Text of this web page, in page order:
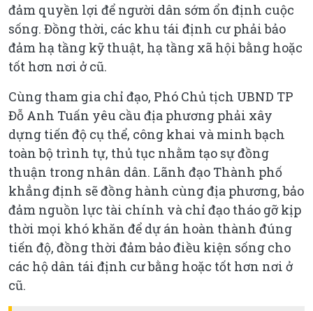
đảm quyền lợi để người dân sớm ổn định cuộc
sống. Đồng thời, các khu tái định cư phải bảo
đảm hạ tầng kỹ thuật, hạ tầng xã hội bằng hoặc
tốt hơn nơi ở cũ.
Cùng tham gia chỉ đạo, Phó Chủ tịch UBND TP
Đỗ Anh Tuấn yêu cầu địa phương phải xây
dựng tiến độ cụ thể, công khai và minh bạch
toàn bộ trình tự, thủ tục nhằm tạo sự đồng
thuận trong nhân dân. Lãnh đạo Thành phố
khẳng định sẽ đồng hành cùng địa phương, bảo
đảm nguồn lực tài chính và chỉ đạo tháo gỡ kịp
thời mọi khó khăn để dự án hoàn thành đúng
tiến độ, đồng thời đảm bảo điều kiện sống cho
các hộ dân tái định cư bằng hoặc tốt hơn nơi ở
cũ.